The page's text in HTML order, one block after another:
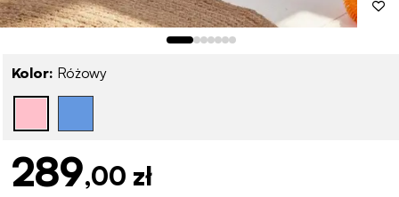
Kolor: Różowy
289,00 zł